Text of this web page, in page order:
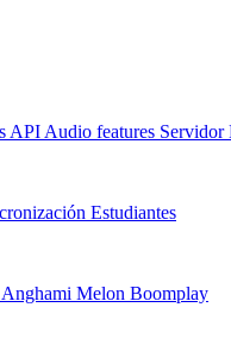
API Audio features Servidor
Estudiantes
Anghami Melon Boomplay